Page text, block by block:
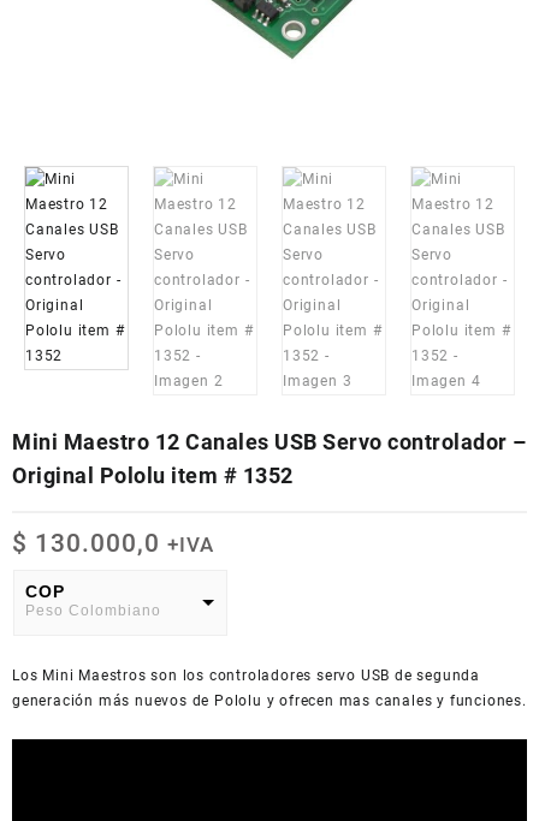
Mini Maestro 12 Canales USB Servo controlador –
Original Pololu item # 1352
$ 130.000,0 +IVA
COP
Peso Colombiano
American Dollar
Los Mini Maestros son los controladores servo USB de segunda
generación más nuevos de Pololu y ofrecen mas canales y funciones.